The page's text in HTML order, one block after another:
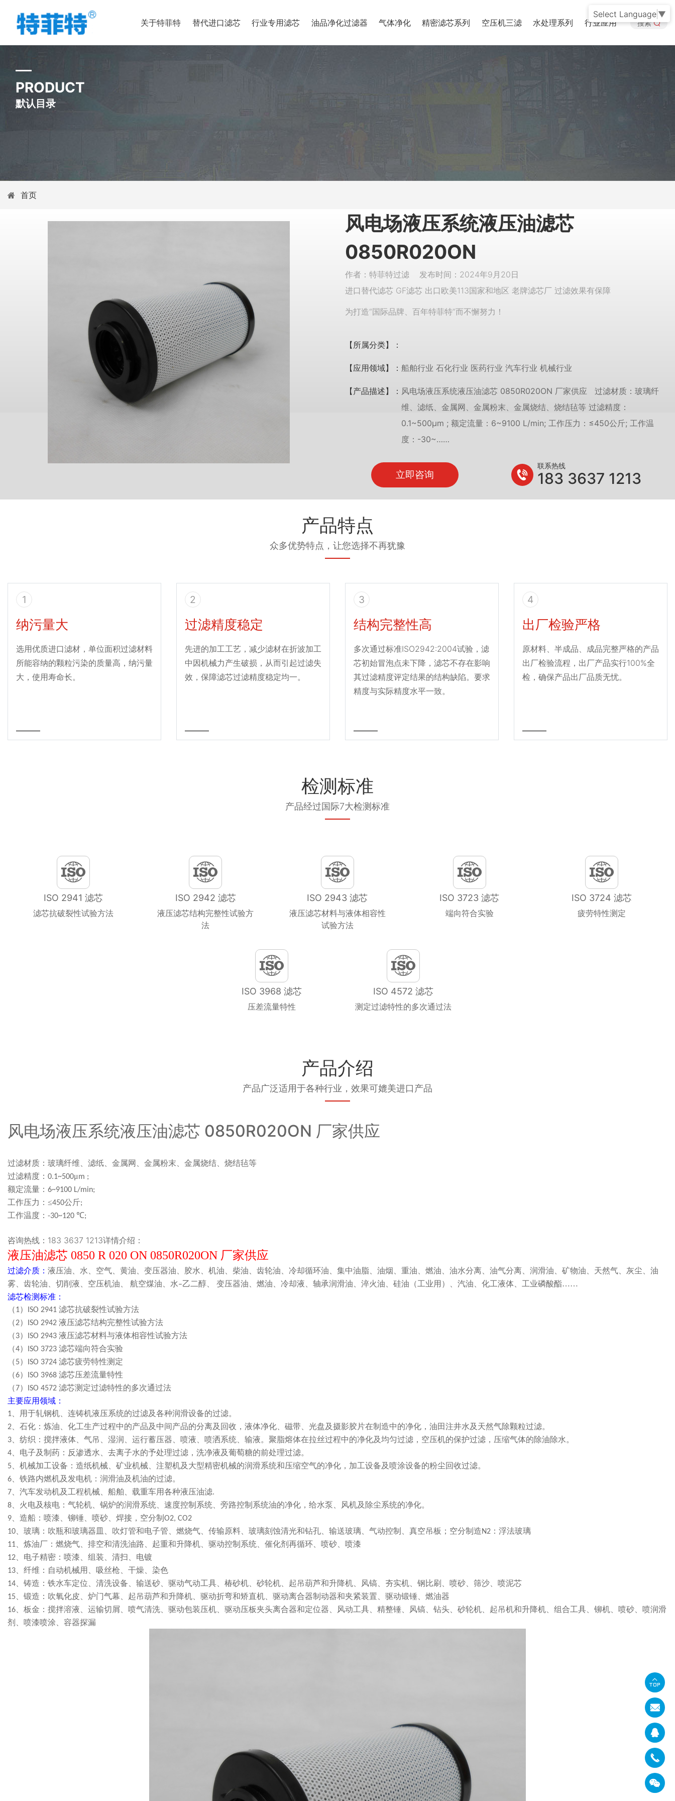
关于特菲特 替代进口滤芯 行业专用滤芯 油品净化过滤器 气体净化 精密滤芯系列 空压机三滤 水处理系列 行业应用 搜索
PRODUCT
默认目录
首页
风电场液压系统液压油滤芯
0850R020ON
作者：特菲特过滤 发布时间：2024年9月20日
进口替代滤芯 GF滤芯 出口欧美113国家和地区 老牌滤芯厂 过滤效果有保障
为打造“国际品牌、百年特菲特”而不懈努力！
【所属分类】：
【应用领域】： 船舶行业 石化行业 医药行业 汽车行业 机械行业
【产品描述】： 风电场液压系统液压油滤芯 0850R020ON 厂家供应 过滤材质：玻璃纤
维、滤纸、金属网、金属粉末、金属烧结、烧结毡等 过滤精度：
0.1~500μm ; 额定流量：6~9100 L/min; 工作压力：≤450公斤; 工作温
度：-30~……
立即咨询
联系热线
183 3637 1213
产品特点
众多优势特点，让您选择不再犹豫
1
纳污量大
选用优质进口滤材，单位面积过滤材料
所能容纳的颗粒污染的质量高，纳污量
大，使用寿命长。
2
过滤精度稳定
先进的加工工艺，减少滤材在折波加工
中因机械力产生破损，从而引起过滤失
效，保障滤芯过滤精度稳定均一。
3
结构完整性高
多次通过标准ISO2942:2004试验，滤
芯初始冒泡点未下降，滤芯不存在影响
其过滤精度评定结果的结构缺陷。要求
精度与实际精度水平一致。
4
出厂检验严格
原材料、半成品、成品完整严格的产品
出厂检验流程，出厂产品实行100%全
检，确保产品出厂品质无忧。
检测标准
产品经过国际7大检测标准
ISO 2941 滤芯
滤芯抗破裂性试验方法
ISO 2942 滤芯
液压滤芯结构完整性试验方
法
ISO 2943 滤芯
液压滤芯材料与液体相容性
试验方法
ISO 3723 滤芯
端向符合实验
ISO 3724 滤芯
疲劳特性测定
ISO 3968 滤芯
压差流量特性
ISO 4572 滤芯
测定过滤特性的多次通过法
产品介绍
产品广泛适用于各种行业，效果可媲美进口产品
风电场液压系统液压油滤芯 0850R020ON 厂家供应
过滤材质 ： 玻璃纤维 滤纸 金属网 金属粉末 金属烧结
烧结毡等
过滤精度： 0.1~500μm ;
额定流量： 6~9100 L/min;
工作压力：≤450公斤;
工作温度： -30~120 ℃;
咨询热线：183 3637 1213详情介绍：
液压油滤芯 0850 R 020 ON 0850R020ON 厂家供应
过滤介质 ： 液压油、水、空气、黄油、变压器油、胶水、机油、柴油、齿轮油、冷却循环油、集中油脂、油烟、重油、燃油、油水分离、油气分离、润滑油、矿物油、天然气、灰尘、油
雾、齿轮油、切削液、空压机油、
航空煤油、水–乙二醇、 变压器油、燃油、冷却液、轴承润滑油、淬火油、硅油（工业用）、汽油、化工液体、工业磷酸酯……
滤芯检测标准：
（1） ISO 2941 滤芯抗破裂性试验方法
（2） ISO 2942 液压滤芯结构完整性试验方法
（3） ISO 2943 液压滤芯材料与液体相容性试验方法
（4） ISO 3723 滤芯端向符合实验
（5） ISO 3724 滤芯疲劳特性测定
（6） ISO 3968 滤芯压差流量特性
（ 7） ISO 4572 滤芯测定过滤特性的多次通过法
主要应用领域：
1 、用于轧钢机、连铸机液压系统的过滤及各种润滑设备的过滤。
2 、石化：炼油、化工生产过程中的产品及中间产品的分离及回收，液体净化、磁带、光盘及摄影胶片在制造中的净化，油田注井水及天然气除颗粒过滤。
3 、纺织：搅拌液体、气吊、湿润、运行蓄压器、喷液、喷洒系统、输液。聚脂熔体在拉丝过程中的净化及均匀过滤，空压机的保护过滤，压缩气体的除油除水。
4 、电子及制药：反渗透水、去离子水的予处理过滤，洗净液及葡萄糖的前处理过滤。
5 、机械加工设备：造纸机械、矿业机械、注塑机及大型精密机械的润滑系统和压缩空气的净化，加工设备及喷涂设备的粉尘回收过滤。
6 、铁路内燃机及发电机：润滑油及机油的过滤。
7 、汽车发动机及工程机械、船舶、载重车用各种液压油滤.
8 、火电及核电：气轮机、锅炉的润滑系统、速度控制系统、旁路控制系统油的净化，给水泵、风机及除尘系统的净化。
9 、造船：喷漆、铆锤、喷砂、焊接，空分制 O2, CO2
10 、玻璃：吹瓶和玻璃器皿、吹灯管和电子管、燃烧气、传输原料、玻璃刻蚀清光和钻孔、输送玻璃、气动控制、真空吊板；空分制造N2 ：浮法玻璃
11 、炼油厂：燃烧气、排空和清洗油路、起重和升降机、驱动控制系统、催化剂再循环、喷砂、喷漆
12 、电子精密：喷漆、组装、清扫、电镀
13 、纤维：自动机械用、吸丝枪、干燥、染色
14 、铸造：铁水车定位、清洗设备、输送砂、驱动气动工具、椿砂机、砂轮机、起吊葫芦和升降机、风镐、夯实机、钢比刷、喷砂、筛沙、喷泥芯
15 、锻造：吹氧化皮、炉门气幕、起吊葫芦和升降机、驱动折弯和矫直机、驱动离合器制动器和夹紧装置、驱动锻锤、燃油器
16 、板金：搅拌溶液、运输切屑、喷气清洗、驱动包装压机、驱动压板夹头离合器和定位器、风动工具、精整锤、风镐、钻头、砂轮机、起吊机和升降机、组合工具、铆机、喷砂、喷润滑
剂、喷漆喷涂、容器探漏
Select Language ▼